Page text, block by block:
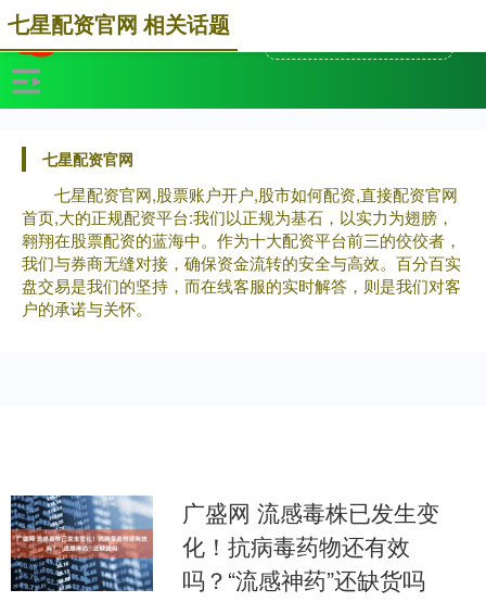
七星配资官网
七星配资官网,股票账户开户,股市如何配资,直接配资官网
首页,大的正规配资平台:我们以正规为基石，以实力为翅膀，
翱翔在股票配资的蓝海中。作为十大配资平台前三的佼佼者，
我们与券商无缝对接，确保资金流转的安全与高效。百分百实
盘交易是我们的坚持，而在线客服的实时解答，则是我们对客
户的承诺与关怀。
七星配资官网 相关话题
广盛网 流感毒株已发生变
化！抗病毒药物还有效
吗？“流感神药”还缺货吗